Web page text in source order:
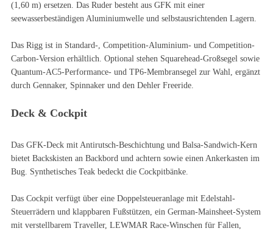
(1,60 m) ersetzen. Das Ruder besteht aus GFK mit einer
seewasserbeständigen Aluminiumwelle und selbstausrichtenden Lagern.
Das Rigg ist in Standard-, Competition-Aluminium- und Competition-
Carbon-Version erhältlich. Optional stehen Squarehead-Großsegel sowie
Quantum-AC5-Performance- und TP6-Membransegel zur Wahl, ergänzt
durch Gennaker, Spinnaker und den Dehler Freeride.
Deck & Cockpit
Das GFK-Deck mit Antirutsch-Beschichtung und Balsa-Sandwich-Kern
bietet Backskisten an Backbord und achtern sowie einen Ankerkasten im
Bug. Synthetisches Teak bedeckt die Cockpitbänke.
Das Cockpit verfügt über eine Doppelsteueranlage mit Edelstahl-
Steuerrädern und klappbaren Fußstützen, ein German-Mainsheet-System
mit verstellbarem Traveller, LEWMAR Race-Winschen für Fallen,